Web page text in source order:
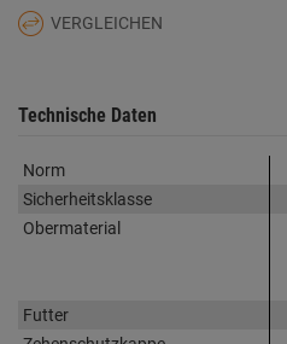
VERGLEICHEN
Technische Daten
Norm
Sicherheitsklasse
Obermaterial
Futter